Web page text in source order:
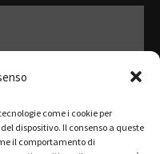
come i cookie per
dispositivo. Il consenso a queste
il comportamento di